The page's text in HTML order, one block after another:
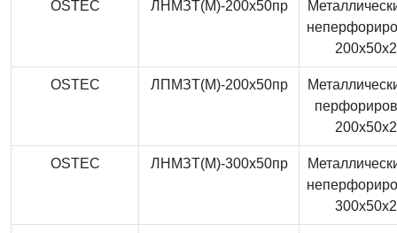
OSTEC ЛНМЗТ(М)-200x50пр
OSTEC ЛПМЗТ(М)-200x50пр
OSTEC ЛНМЗТ(М)-300x50пр